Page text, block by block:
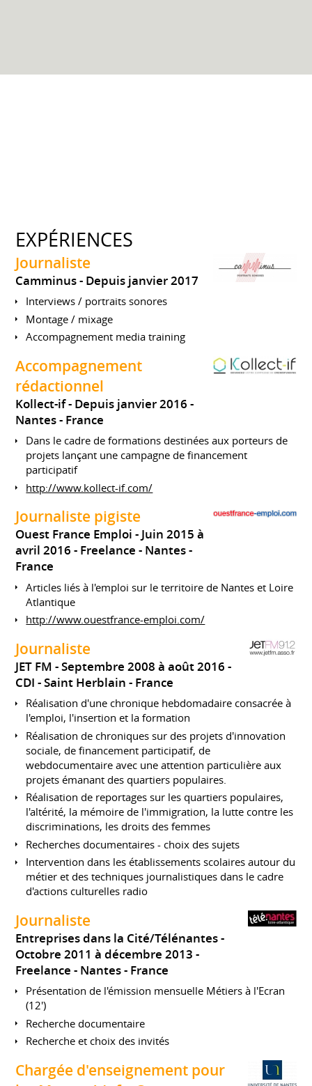
EXPÉRIENCES
Journaliste
Camminus Depuis janvier 2017
Interviews / portraits sonores
Montage / mixage
Accompagnement media training
Accompagnement
rédactionnel
Kollect-if
Depuis janvier 2016
Nantes
France
Dans le cadre de formations destinées aux porteurs de
projets lançant une campagne de financement
participatif
http://www.kollect-if.com/
Journaliste pigiste
Ouest France Emploi
Juin 2015 à
avril 2016 Freelance
Nantes
France
Articles liés à l'emploi sur le territoire de Nantes et Loire
Atlantique
http://www.ouestfrance-emploi.com/
Journaliste
JET FM
Septembre 2008 à août 2016
CDI
Saint Herblain France
Réalisation d'une chronique hebdomadaire consacrée à
l'emploi, l'insertion et la formation
Réalisation de chroniques sur des projets d'innovation
sociale, de financement participatif, de
webdocumentaire avec une attention particulière aux
projets émanant des quartiers populaires.
Réalisation de reportages sur les quartiers populaires,
l'altérité, la mémoire de l'immigration, la lutte contre les
discriminations, les droits des femmes
Recherches documentaires - choix des sujets
Intervention dans les établissements scolaires autour du
métier et des techniques journalistiques dans le cadre
d'actions culturelles radio
Journaliste
Entreprises dans la Cité/Télénantes
Octobre 2011 à décembre 2013
Freelance
Nantes France
Présentation de l'émission mensuelle Métiers à l'Ecran
(12')
Recherche documentaire
Recherche et choix des invités
Chargée d'enseignement pour